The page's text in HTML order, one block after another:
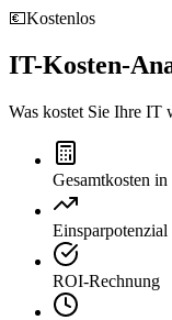
💶Kostenlos
IT-Kosten-
Was kostet Sie Ihre IT
Gesamtkosten in
Einsparpotenzial
ROI-Rechnung